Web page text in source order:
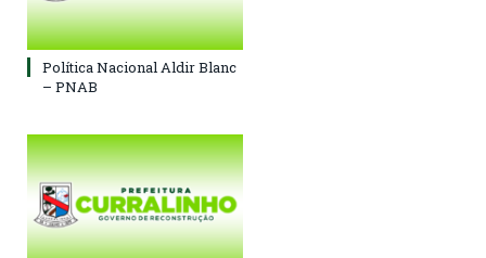
Política Nacional Aldir Blanc
– PNAB